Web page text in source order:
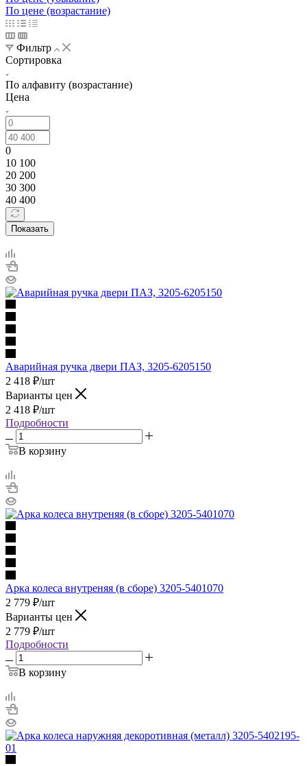
По цене (возрастание)
Фильтр
Сортировка
По алфавиту (возрастание)
Цена
0
10 100
20 200
30 300
40 400
Показать
Аварийная ручка двери ПАЗ, 3205-6205150
2 418 ₽/шт
Варианты цен
2 418 ₽/шт
Подробности
В корзину
Арка колеса внутреняя (в сборе) 3205-5401070
2 779 ₽/шт
Варианты цен
2 779 ₽/шт
Подробности
В корзину